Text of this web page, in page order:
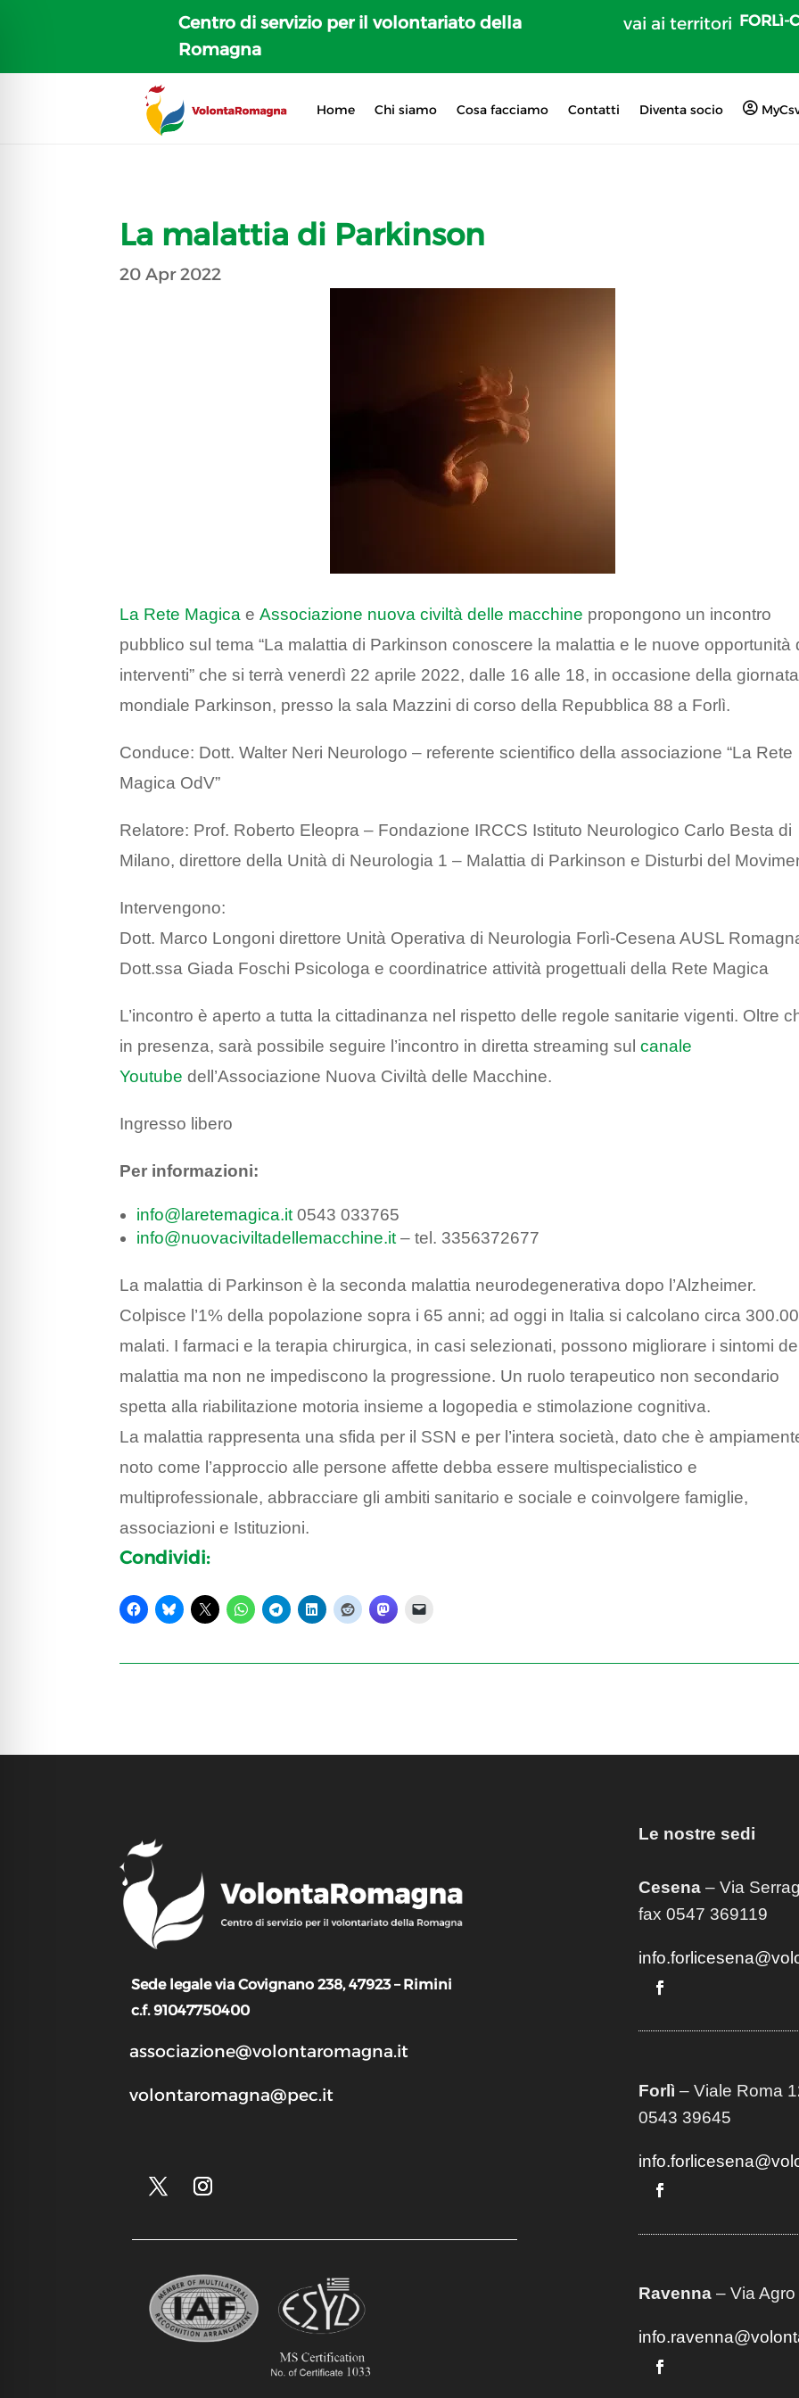
Centro di servizio per il volontariato della
Romagna
vai ai territori FORLì-
Home Chi siamo Cosa facciamo Contatti Diventa socio
La malattia di Parkinson
20 Apr 2022
La Rete Magica eAssociazione nuova civiltà delle macchine propongono un incontro
pubblico sul tema “La malattia di Parkinson conoscere la malattia e le nuove opportunità
interventi” che si terrà venerdì 22 aprile 2022, dalle 16 alle 18, in occasione della giornata
mondiale Parkinson, presso la sala Mazzini di corso della Repubblica 88 a Forlì.
Conduce: Dott. Walter Neri Neurologo – referente scientifico della associazione “La Rete
Magica OdV”
Relatore: Prof. Roberto Eleopra – Fondazione IRCCS Istituto Neurologico Carlo Besta di
Milano, direttore della Unità di Neurologia 1 – Malattia di Parkinson e Disturbi del
Intervengono:
Dott. Marco Longoni direttore Unità Operativa di Neurologia Forlì-Cesena AUSL
Dott.ssa Giada Foschi Psicologa e coordinatrice attività progettuali della Rete Magica
L’incontro è aperto a tutta la cittadinanza nel rispetto delle regole sanitarie vigenti. Oltre
in presenza, sarà possibile seguire l’incontro in diretta streaming sulcanale
Youtube dell’Associazione Nuova Civiltà delle Macchine.
Ingresso libero
Per informazioni:
info@laretemagica.it 0543 033765
info@nuovaciviltadellemacchine.it – tel. 3356372677
La malattia di Parkinson è la seconda malattia neurodegenerativa dopo l’Alzheimer.
Colpisce l’1% della popolazione sopra i 65 anni; ad oggi in Italia si calcolano circa
malati. I farmaci e la terapia chirurgica, in casi selezionati, possono migliorare i sintomi
malattia ma non ne impediscono la progressione. Un ruolo terapeutico non secondario
spetta alla riabilitazione motoria insieme a logopedia e stimolazione cognitiva.
La malattia rappresenta una sfida per il SSN e per l’intera società, dato che è
noto come l’approccio alle persone affette debba essere multispecialistico e
multiprofessionale, abbracciare gli ambiti sanitario e sociale e coinvolgere famiglie,
associazioni e Istituzioni.
Condividi:
Sede legale via Covignano 238, 47923 – Rimini
c.f. 91047750400
associazione@volontaromagna.it
volontaromagna@pec.it
Le nostre sedi
Cesena– Via
fax 0547 369119
Forlì – Viale Roma
0543 39645
Ravenna– Via Agro